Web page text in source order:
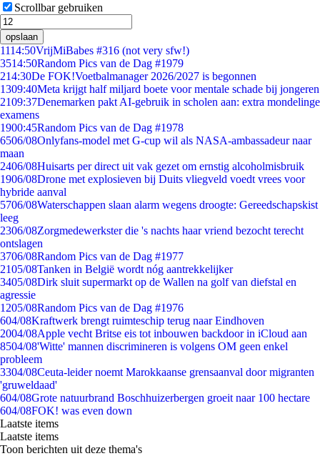
Scrollbar gebruiken
opslaan
1114:50VrijMiBabes #316 (not very sfw!)
3514:50Random Pics van de Dag #1979
214:30De FOK!Voetbalmanager 2026/2027 is begonnen
1309:40Meta krijgt half miljard boete voor mentale schade bij jongeren
2109:37Denemarken pakt AI-gebruik in scholen aan: extra mondelinge
examens
1900:45Random Pics van de Dag #1978
6506/08Onlyfans-model met G-cup wil als NASA-ambassadeur naar
maan
2406/08Huisarts per direct uit vak gezet om ernstig alcoholmisbruik
1906/08Drone met explosieven bij Duits vliegveld voedt vrees voor
hybride aanval
5706/08Waterschappen slaan alarm wegens droogte: Gereedschapskist
leeg
2306/08Zorgmedewerkster die 's nachts haar vriend bezocht terecht
ontslagen
3706/08Random Pics van de Dag #1977
2105/08Tanken in België wordt nóg aantrekkelijker
3405/08Dirk sluit supermarkt op de Wallen na golf van diefstal en
agressie
1205/08Random Pics van de Dag #1976
604/08Kraftwerk brengt ruimteschip terug naar Eindhoven
2004/08Apple vecht Britse eis tot inbouwen backdoor in iCloud aan
8504/08'Witte' mannen discrimineren is volgens OM geen enkel
probleem
3304/08Ceuta-leider noemt Marokkaanse grensaanval door migranten
'gruweldaad'
604/08Grote natuurbrand Boschhuizerbergen groeit naar 100 hectare
604/08FOK! was even down
Laatste items
Laatste items
Toon berichten uit deze thema's